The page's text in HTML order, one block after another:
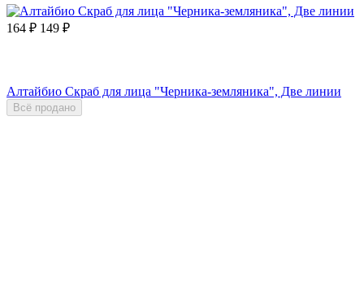
164 ₽ 149 ₽
Алтайбио Скраб для лица "Черника-земляника", Две линии
Всё продано